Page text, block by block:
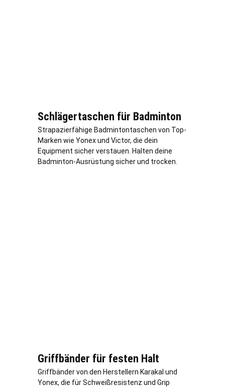
Schlägertaschen für Badminton
Strapazierfähige Badmintontaschen von Top-
Marken wie Yonex und Victor, die dein
Equipment sicher verstauen. Halten deine
Badminton-Ausrüstung sicher und trocken.
Griffbänder für festen Halt
Griffbänder von den Herstellern Karakal und
Yonex, die für Schweißresistenz und Grip